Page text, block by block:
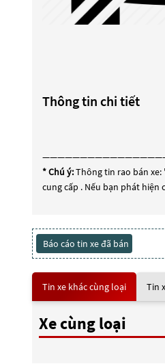
Thông tin chi tiết
* Chú ý:Thông tin rao bán xe:
cung cấp . Nếu bạn phát hiện
Báo cáo tin xe đã bán
Tin xe khác cùng loại Tin
Xe cùng loại